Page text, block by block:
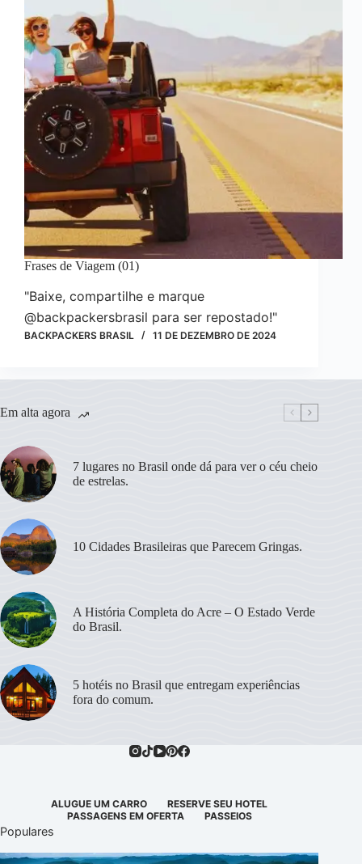
Frases de Viagem (01)
"Baixe, compartilhe e marque
@backpackersbrasil para ser repostado!"
BACKPACKERS BRASIL 11 DE DEZEMBRO DE 2024
Em alta agora
7 lugares no Brasil onde dá para ver o céu cheio
de estrelas.
10 Cidades Brasileiras que Parecem Gringas.
A História Completa do Acre – O Estado Verde
do Brasil.
5 hotéis no Brasil que entregam experiências
fora do comum.
ALUGUE UM CARRO
RESERVE SEU HOTEL
PASSAGENS EM OFERTA
PASSEIOS
Populares